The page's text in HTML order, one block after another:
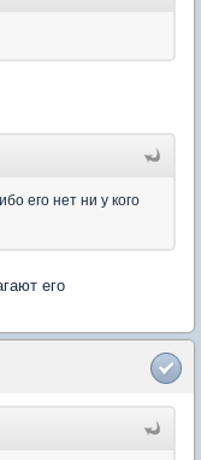
его нет ни у кого
его